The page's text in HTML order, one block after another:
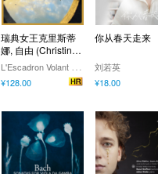
瑞典女王克里斯蒂
娜, 自由 (Christine
de Suède, Liberat
a)
L
'Escadron Volant de la Reine
¥128.00
你从春天走来
刘若英
¥18.00